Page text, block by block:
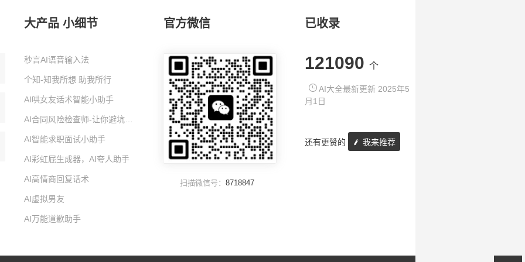
大产品 小细节
秒言AI语音输入法
个知-知我所想 助我所行
AI哄女友话术智能小助手
AI智能求职面试小助手
AI彩虹屁生成器，AI夸人助手
AI高情商回复话术
AI虚拟男友
AI万能道歉助手
官方微信
扫描微信号： 8718847
已收录
121090 个
AI大全最新更新 2025年5
月1日
还有更赞的 我来推荐